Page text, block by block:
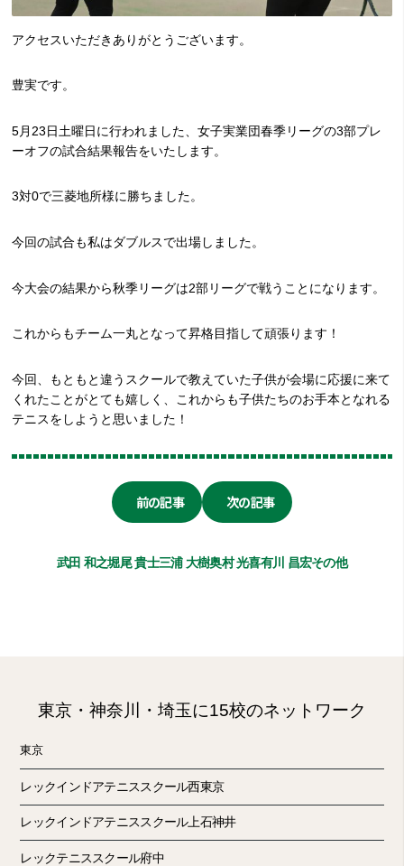
アクセスいただきありがとうございます。
豊実です。
5月23日土曜日に行われました、女子実業団春季リーグの3部プレ
ーオフの試合結果報告をいたします。
3対0で三菱地所様に勝ちました。
今回の試合も私はダブルスで出場しました。
今大会の結果から秋季リーグは2部リーグで戦うことになります。
これからもチーム一丸となって昇格目指して頑張ります！
今回、もともと違うスクールで教えていた子供が会場に応援に来て
くれたことがとても嬉しく、これからも子供たちのお手本となれる
テニスをしようと思いました！
前の記事 次の記事
武田 和之堀尾 貴士三浦 大樹奥村 光喜有川 昌宏その他
東京・神奈川・埼玉に15校のネットワーク
東京
レックインドアテニススクール西東京
レックインドアテニススクール上石神井
レックテニススクール府中